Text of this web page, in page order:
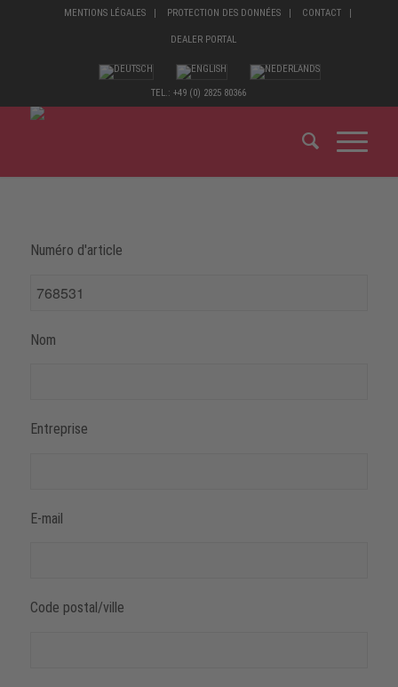
MENTIONS LÉGALES PROTECTION DES DONNÉES CONTACT
DEALER PORTAL
TEL.: +49 (0) 2825 80366
Numéro d'article
Nom
Entreprise
E-mail
Code postal/ville